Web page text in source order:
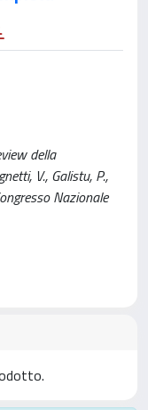
della
V., Galistu, P.,
Nazionale